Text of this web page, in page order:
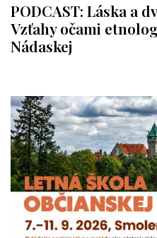
PODCAST: Láska a
Vzťahy očami
Nádaskej